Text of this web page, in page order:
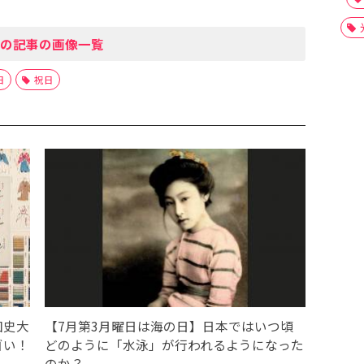
記事の画像一覧
祝日
大
！
【7月第3月曜日は海の日】日本ではいつ頃
どのように「水泳」が行われるようになった